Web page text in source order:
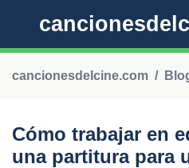
cancionesdelcine.com
Cómo trabajar en
una partitura para